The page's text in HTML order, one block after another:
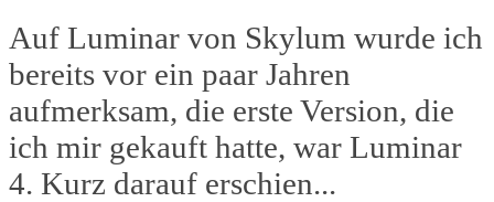
Auf Luminar von Skylum wurde ich
bereits vor ein paar Jahren
aufmerksam, die erste Version, die
ich mir gekauft hatte, war Luminar
4. Kurz darauf erschien...